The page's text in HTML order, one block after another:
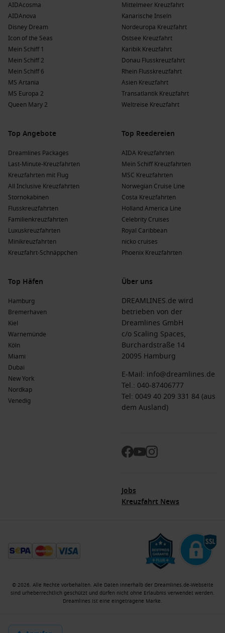
AIDAcosma
AIDAnova
Disney Dream
Icon of the Seas
Mein Schiff 1
Mein Schiff 2
Mein Schiff 6
MS Artania
MS Europa 2
Queen Mary 2
Mittelmeer Kreuzfahrt
Kanarische Inseln
Nordeuropa Kreuzfahrt
Ostsee Kreuzfahrt
Karibik Kreuzfahrt
Donau Flusskreuzfahrt
Rhein Flusskreuzfahrt
Asien Kreuzfahrt
Transatlantik Kreuzfahrt
Weltreise Kreuzfahrt
Top Angebote
Dreamlines Packages
Last-Minute-Kreuzfahrten
Kreuzfahrten mit Flug
All Inclusive Kreuzfahrten
Stornokabinen
Flusskreuzfahrten
Familienkreuzfahrten
Luxuskreuzfahrten
Minikreuzfahrten
Kreuzfahrt-Schnäppchen
Top Reedereien
AIDA Kreuzfahrten
Mein Schiff Kreuzfahrten
MSC Kreuzfahrten
Norwegian Cruise Line
Costa Kreuzfahrten
Holland America Line
Celebrity Cruises
Royal Caribbean
nicko cruises
Phoenix Kreuzfahrten
Top Häfen
Hamburg
Bremerhaven
Kiel
Warnemünde
Köln
Miami
Dubai
New York
Nordkap
Venedig
Über uns
DREAMLINES.de wird
betrieben von der
Dreamlines GmbH
c/o Scaling Spaces,
Burchardstraße 14
20095 Hamburg
E-Mail: info@dreamlines.de
Tel.: 040-87406777
Tel: 0049 40 209 331 84 (aus
dem Ausland)
Jobs
Kreuzfahrt News
© 2026. Alle Rechte vorbehalten. Alle Daten innerhalb der Dreamlines.de-Webseite
sind urheberrechtlich geschützt und dürfen nicht ohne Erlaubnis verwendet werden.
Dreamlines ist eine eingetragene Marke.